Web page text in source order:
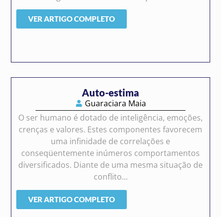
VER ARTIGO COMPLETO
Auto-estima
Guaraciara Maia
O ser humano é dotado de inteligência, emoções,
crenças e valores. Estes componentes favorecem
uma infinidade de correlações e
conseqüentemente inúmeros comportamentos
diversificados. Diante de uma mesma situação de
conflito...
VER ARTIGO COMPLETO